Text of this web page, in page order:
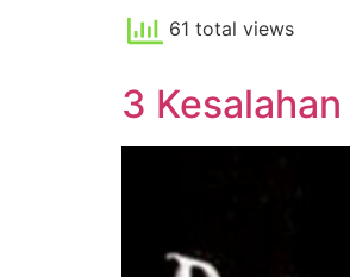
61 total views
3